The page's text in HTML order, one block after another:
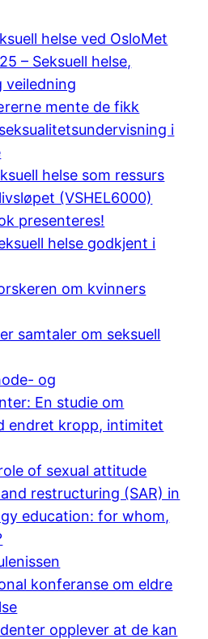
helse ved OsloMet
– Seksuell helse,
veiledning
mente de fikk
i
helse som ressurs
(VSHEL6000)
presenteres!
helse godkjent i
om kvinners
samtaler om seksuell
og
En studie om
endret kropp, intimitet
of sexual attitude
restructuring (SAR) in
education: for whom,
konferanse om eldre
opplever at de kan